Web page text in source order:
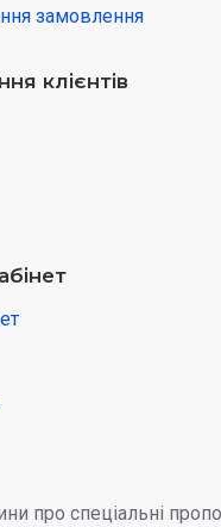
замовлення
клієнтів
про спеціальні